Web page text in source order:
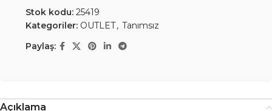
Stok kodu: 25419
Kategoriler: OUTLET, Tanımsız
Paylaş:
Açıklama